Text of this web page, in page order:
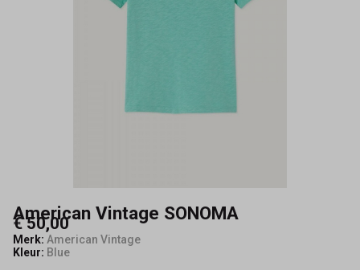
American Vintage SONOMA
€ 50,00
Merk: American Vintage
Kleur: Blue